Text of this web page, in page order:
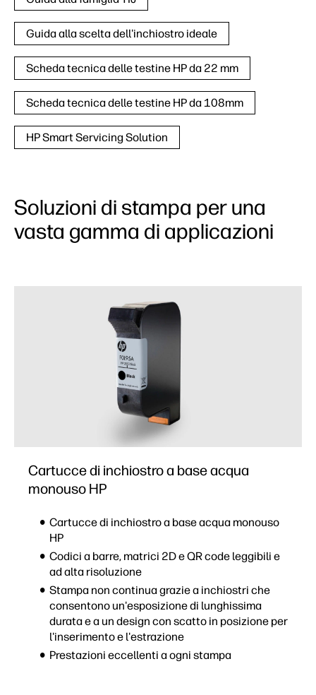
Guida alla scelta dell'inchiostro ideale
Scheda tecnica delle testine HP da 22 mm
Scheda tecnica delle testine HP da 108mm
HP Smart Servicing Solution
Soluzioni di stampa per una
vasta gamma di applicazioni
Cartucce di inchiostro a base acqua
monouso HP
Cartucce di inchiostro a base acqua monouso
HP
Codici a barre, matrici 2D e QR code leggibili e
ad alta risoluzione
Stampa non continua grazie a inchiostri che
consentono un'esposizione di lunghissima
durata e a un design con scatto in posizione per
l'inserimento e l'estrazione
Prestazioni eccellenti a ogni stampa